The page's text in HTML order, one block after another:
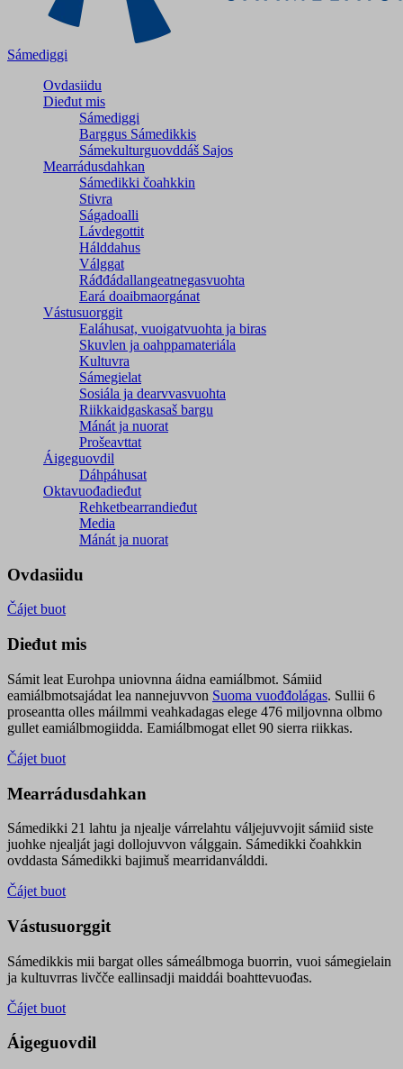
Sámediggi
Ovdasiidu
Dieđut mis
Sámediggi
Barggus Sámedikkis
Sámekulturguovddáš Sajos
Mearrádusdahkan
Sámedikki čoahkkin
Stivra
Ságadoalli
Lávdegottit
Hálddahus
Válggat
Ráđđádallangeatnegas­vuohta
Eará doaibmaorgánat
Vástusuorggit
Ealáhusat, vuoigatvuohta ja biras
Skuvlen ja oahppamateriála
Kultuvra
Sámegielat
Sosiála ja dearvvasvuohta
Riikkaidgaskasaš bargu
Mánát ja nuorat
Prošeavttat
Áigeguovdil
Dáhpáhusat
Oktavuođadieđut
Rehketbearrandieđut
Media
Mánát ja nuorat
Ovdasiidu
Čájet buot
Dieđut mis
Sámit leat Eurohpa uniovnna áidna eamiálbmot. Sámiid
eamiálbmotsajádat lea nannejuvvon Suoma vuođđolágas. Sullii 6
proseantta olles máilmmi veahkadagas elege 476 miljovnna olbmo
gullet eamiálbmogiidda. Eamiálbmogat ellet 90 sierra riikkas.
Čájet buot
Mearrádusdahkan
Sámedikki 21 lahtu ja njealje várrelahtu váljejuvvojit sámiid siste
juohke njealját jagi dollojuvvon válggain. Sámedikki čoahkkin
ovddasta Sámedikki bajimuš mearridanválddi.
Čájet buot
Vástusuorggit
Sámedikkis mii bargat olles sámeálbmoga buorrin, vuoi sámegielain
ja kultuvrras livčče eallinsadji maiddái boahttevuođas.
Čájet buot
Áigeguovdil